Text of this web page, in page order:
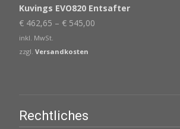
Kuvings EVO820 Entsafter
€ 462,65 – € 545,00
inkl. MwSt.
zzgl. Versandkosten
Rechtliches